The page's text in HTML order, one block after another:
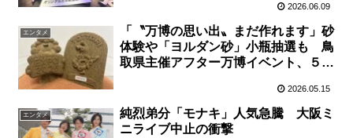
2026.06.09
エンタメ
「〝万博の思い出〟まだ作れます」砂
体験や「ヨルダン砂」小瓶抽選も 鳥
取県主催アフター万博イベント、５月
2026.05.15
エンタメ
純烈弟分「モナキ」人気急騰 大阪ミ
ニライブ中止の衝撃